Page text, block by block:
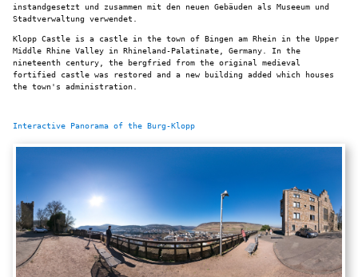
instandgesetzt und zusammen mit den neuen Gebäuden als Museeum und
Stadtverwaltung verwendet.
Klopp Castle is a castle in the town of Bingen am Rhein in the Upper
Middle Rhine Valley in Rhineland-Palatinate, Germany. In the
nineteenth century, the bergfried from the original medieval
fortified castle was restored and a new building added which houses
the town's administration.
Interactive Panorama of the Burg-Klopp